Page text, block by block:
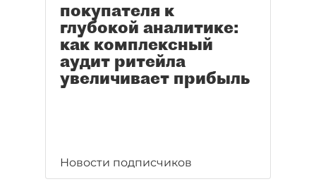
покупателя к
глубокой аналитике:
как комплексный
аудит ритейла
увеличивает прибыль
Новости подписчиков